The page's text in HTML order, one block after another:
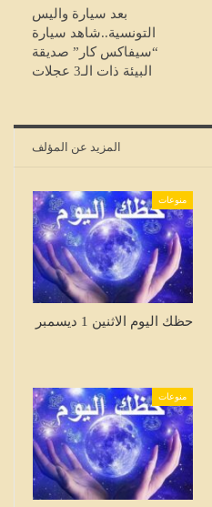
بعد سيارة واليس
التونسية..شاهد سيارة
“سيفاكس كار” صديقة
البيئة ذات الـ3 عجلات
المزيد عن المؤلف
منوعات
حظك اليوم الاثنين 1 ديسمبر
منوعات